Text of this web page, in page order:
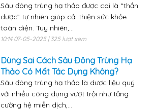
Sâu đông trùng hạ thảo được coi là “thần
dược” tự nhiên giúp cải thiện sức khỏe
toàn diện. Tuy nhiên,...
10:14 07-05-2025 | 325 lượt xem
Dùng Sai Cách Sâu Đông Trùng Hạ
Thảo Có Mất Tác Dụng Không?
Sâu đông trùng hạ thảo là dược liệu quý
với nhiều công dụng vượt trội như tăng
cường hệ miễn dịch,...